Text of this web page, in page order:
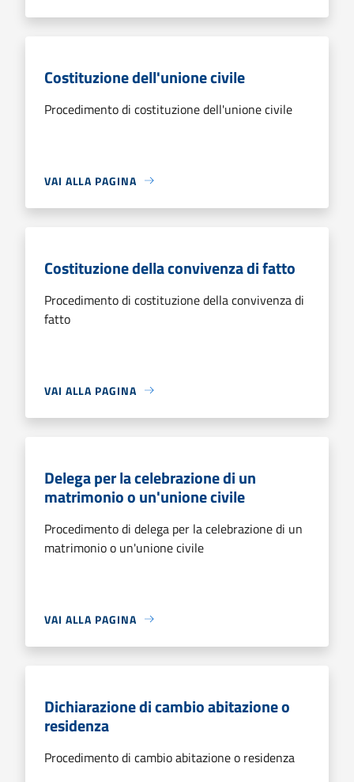
Costituzione dell'unione civile
Procedimento di costituzione dell'unione civile
VAI ALLA PAGINA
Costituzione della convivenza di fatto
Procedimento di costituzione della convivenza di
fatto
VAI ALLA PAGINA
Delega per la celebrazione di un
matrimonio o un'unione civile
Procedimento di delega per la celebrazione di un
matrimonio o un'unione civile
VAI ALLA PAGINA
Dichiarazione di cambio abitazione o
residenza
Procedimento di cambio abitazione o residenza